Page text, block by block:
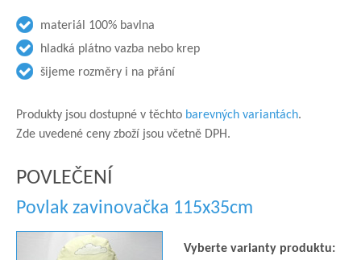
materiál 100% bavlna
hladká plátno vazba nebo krep
šijeme rozměry i na přání
Produkty jsou dostupné v těchto barevných variantách.
Zde uvedené ceny zboží jsou včetně DPH.
POVLEČENÍ
Povlak zavinovačka 115x35cm
Vyberte varianty produktu: